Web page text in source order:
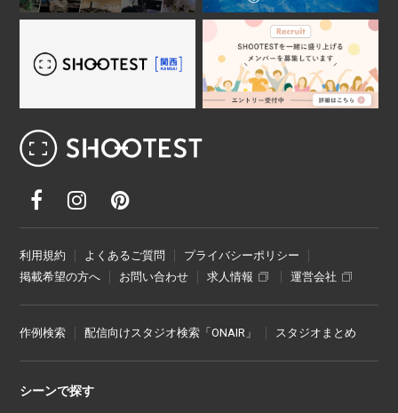
利用規約 よくあるご質問
プライバシーポリシー
掲載希望の方へ
お問い合わせ 求人情報 運営会社
作例検索 配信向けスタジオ検索「ONAIR」 スタジオまとめ
シーンで探す